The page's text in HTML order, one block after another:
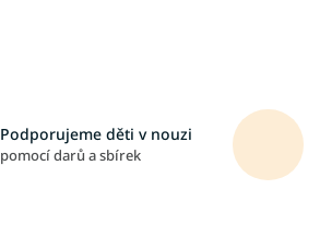
Podporujeme děti v nouzi
pomocí darů a sbírek